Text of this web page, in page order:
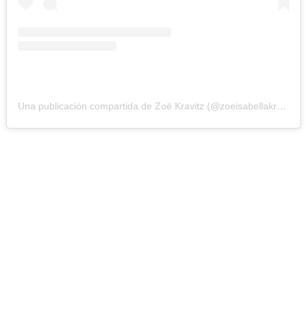
Una publicación compartida de Zoë Kravitz (@zoeisabellakravitz)